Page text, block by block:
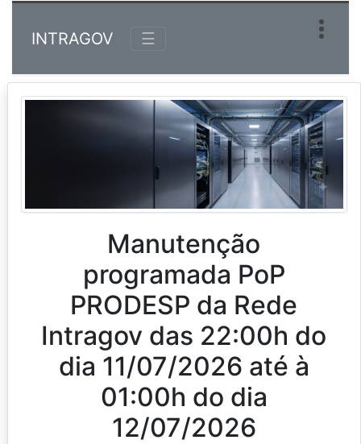
INTRAGOV ☰
Manutenção
programada PoP
PRODESP da Rede
Intragov das 22:00h do
dia 11/07/2026 até à
01:00h do dia
12/07/2026